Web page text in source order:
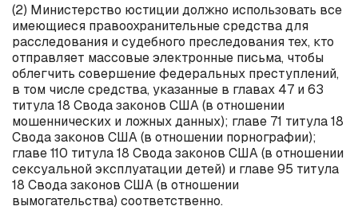
(2) Министерство юстиции должно использовать все
имеющиеся правоохранительные средства для
расследования и судебного преследования тех, кто
отправляет массовые электронные письма, чтобы
облегчить совершение федеральных преступлений,
в том числе средства, указанные в главах 47 и 63
титула 18 Свода законов США (в отношении
мошеннических и ложных данных); главе 71 титула 18
Свода законов США (в отношении порнографии);
главе 110 титула 18 Свода законов США (в отношении
сексуальной эксплуатации детей) и главе 95 титула
18 Свода законов США (в отношении
вымогательства) соответственно.